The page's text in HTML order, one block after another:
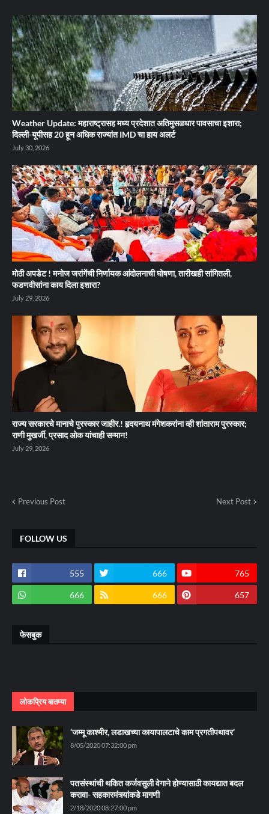
Weather Update: महाराष्ट्रासह मध्य प्रदेशात अतिमुसळधार पावसाचा इशारा;
दिल्ली-यूपीसह 20 हून अधिक राज्यांत IMD चा हाय अलर्ट
July 30, 2026
मोठी अपडेट ! मनोज जरांगेंची निर्णायक आंदोलनाची घोषणा, तारीखही सांगितली,
फडणवीसांना काय दिला इशारा?
July 29, 2026
राज्य सरकारचे मानाचे पुरस्कार जाहीर.! हृदयनाथ मंगेशकरांना व्ही शांताराम पुरस्कार;
राणी मुखर्जी, प्रसाद ओक यांचाही सन्मान!
July 29, 2026
Previous Post Next Post
FOLLOW US
555 666 765
666 666 657
फेसबुक
लोकप्रिय बातम्या
‘जम्मू काश्मीर, लडाखच्या कायापालटाचे काम प्रगतीपथावर’
8/05/2020 07:32:00 pm
पतसंस्थांची थकित कर्जवसुली वेगाने होण्यासाठी कायद्यात बदल
करावा- सहकारमंत्र्यांकडे मागणी
2/18/2020 08:27:00 pm